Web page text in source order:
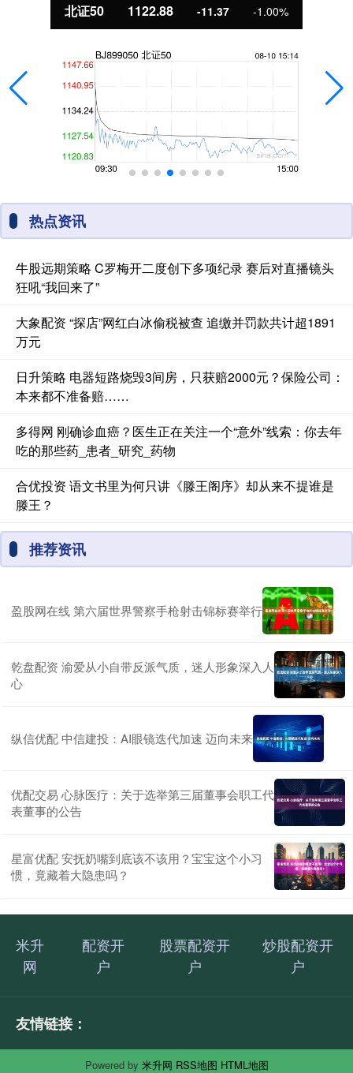
北证50 1122.88 -11.37 -1.00%
热点资讯
牛股远期策略 C罗梅开二度创下多项纪录 赛后对直播镜头
狂吼“我回来了”
大象配资 “探店”网红白冰偷税被查 追缴并罚款共计超1891
万元
日升策略 电器短路烧毁3间房，只获赔2000元？保险公司：
本来都不准备赔……
多得网 刚确诊血癌？医生正在关注一个“意外”线索：你去年
吃的那些药_患者_研究_药物
合优投资 语文书里为何只讲《滕王阁序》却从来不提谁是
滕王？
推荐资讯
盈股网在线 第六届世界警察手枪射击锦标赛举行
乾盘配资 渝爱从小自带反派气质，迷人形象深入人
心
纵信优配 中信建投：AI眼镜迭代加速 迈向未来
优配交易 心脉医疗：关于选举第三届董事会职工代
表董事的公告
星富优配 安抚奶嘴到底该不该用？宝宝这个小习
惯，竟藏着大隐患吗？
米升
网
配资开
户
股票配资开
户
炒股配资开
户
友情链接：
Powered by 米升网 RSS地图 HTML地图